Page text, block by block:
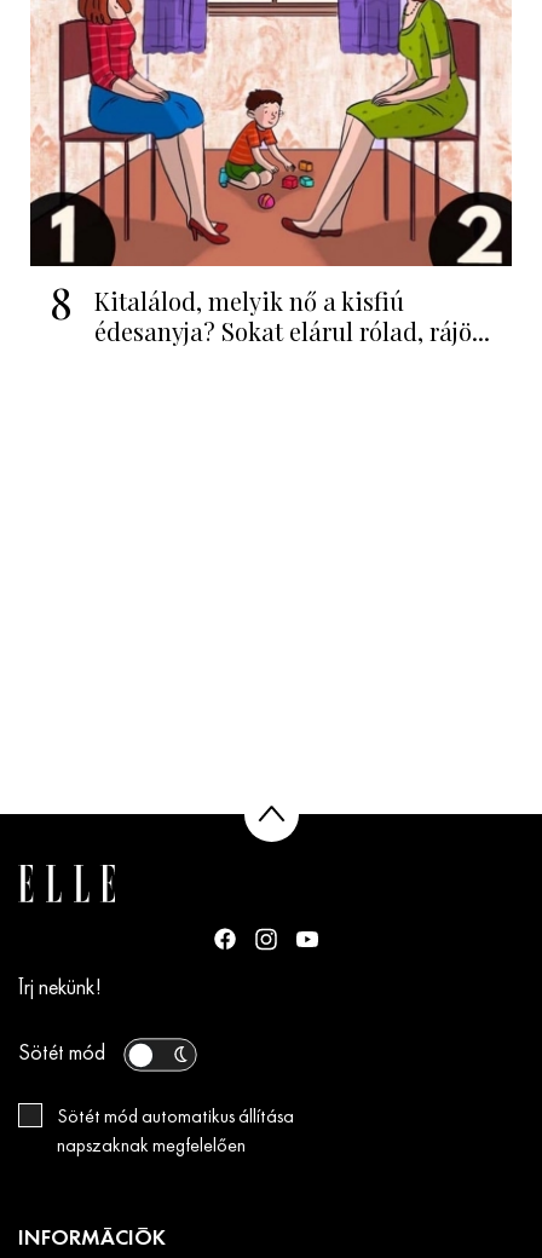
8
Kitalálod, melyik nő a kisfiú
édesanyja? Sokat elárul rólad, rájö...
Írj nekünk!
Sötét mód
Sötét mód automatikus állítása
napszaknak megfelelően
INFORMÁCIÓK